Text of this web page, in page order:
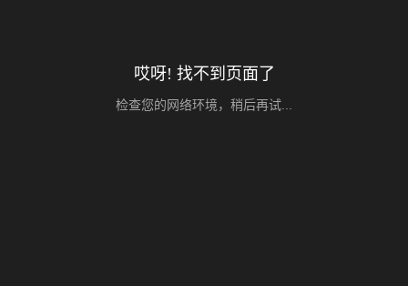
哎呀! 找不到页面了
检查您的网络环境，稍后再试...